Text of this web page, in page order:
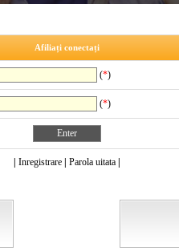
Afiliați conectați
(*)
(*)
Inregistrare| Parola uitata|